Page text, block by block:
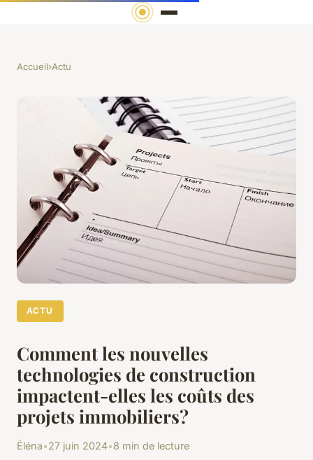
Accueil›Actu
ACTU
Comment les nouvelles
technologies de construction
impactent-elles les coûts des
projets immobiliers?
Éléna•27 juin 2024•8 min de lecture